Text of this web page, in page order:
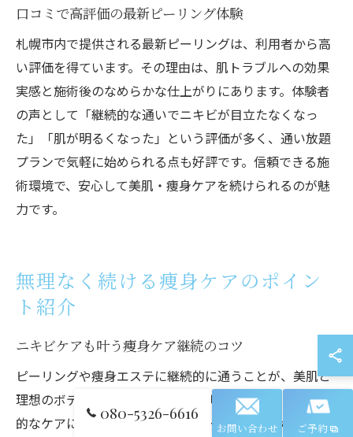
口コミで高評価の最新ピーリング体験
札幌市内で提供される最新ピーリングは、利用者から高
い評価を得ています。その理由は、肌トラブルへの効果
実感と施術後のなめらかな仕上がりにあります。体験者
の声として「継続的な通いでニキビが目立たなくなっ
た」「肌が明るくなった」という評価が多く、通い放題
プランで気軽に始められる点も好評です。信頼できる施
術環境で、安心して美肌・痩身ケアを続けられるのが魅
力です。
無理なく続ける痩身ケアのポイン
ト紹介
ニキビケアも叶う痩身ケア継続のコツ
ピーリングや痩身エステに継続的に通うことが、美肌と
理想のボディライン実現の近道です。その理由は、定期
的なケアにより肌のターンオーバーや体質改善が促進さ
080-5326-6616
お問い合わせ ご予約